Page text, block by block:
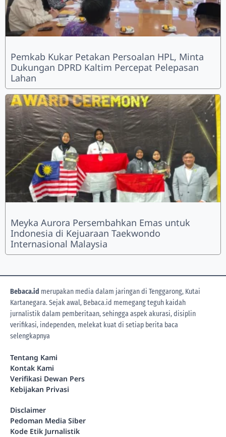
Pemkab Kukar Petakan Persoalan HPL, Minta
Dukungan DPRD Kaltim Percepat Pelepasan
Lahan
Meyka Aurora Persembahkan Emas untuk
Indonesia di Kejuaraan Taekwondo
Internasional Malaysia
Bebaca.id merupakan media dalam jaringan di Tenggarong, Kutai
Kartanegara. Sejak awal, Bebaca.id memegang teguh kaidah
jurnalistik dalam pemberitaan, sehingga aspek akurasi, disiplin
verifikasi, independen, melekat kuat di setiap berita baca
selengkapnya
Tentang Kami
Kontak Kami
Verifikasi Dewan Pers
Kebijakan Privasi
Disclaimer
Pedoman Media Siber
Kode Etik Jurnalistik